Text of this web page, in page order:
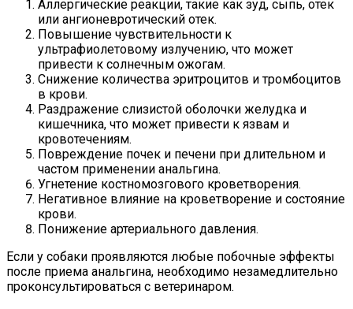
Аллергические реакции, такие как зуд, сыпь, отек
или ангионевротический отек.
Повышение чувствительности к
ультрафиолетовому излучению, что может
привести к солнечным ожогам.
Снижение количества эритроцитов и тромбоцитов
в крови.
Раздражение слизистой оболочки желудка и
кишечника, что может привести к язвам и
кровотечениям.
Повреждение почек и печени при длительном и
частом применении анальгина.
Угнетение костномозгового кроветворения.
Негативное влияние на кроветворение и состояние
крови.
Понижение артериального давления.
Если у собаки проявляются любые побочные эффекты
после приема анальгина, необходимо незамедлительно
проконсультироваться с ветеринаром.